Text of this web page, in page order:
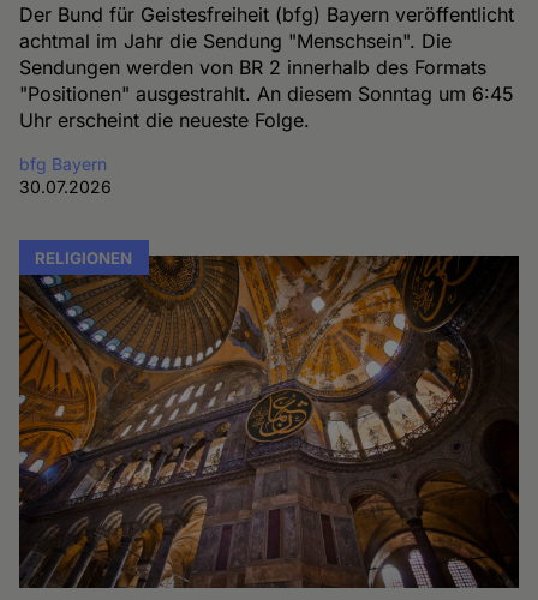
Der Bund für Geistesfreiheit (bfg) Bayern veröffentlicht
achtmal im Jahr die Sendung "Menschsein". Die
Sendungen werden von BR 2 innerhalb des Formats
"Positionen" ausgestrahlt. An diesem Sonntag um 6:45
Uhr erscheint die neueste Folge.
bfg Bayern
30.07.2026
RELIGIONEN